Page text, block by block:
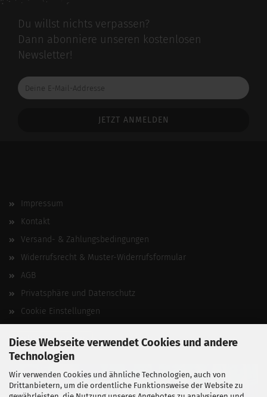
Diese Webseite verwendet Cookies und andere
Technologien
Wir verwenden Cookies und ähnliche Technologien, auch von
Drittanbietern, um die ordentliche Funktionsweise der Website zu
Du willst nichts verpassen?
Dann abonniere unseren kostenlosen
Newsletter!
Deine
E-
Impressum
Kontakt
Versand- & Zahlungsbedingungen
Widerrufsrecht & Muster-Widerrufsformular
AGB
Privatsphäre und Datenschutz
Cookie Einstellungen
Vertrag widerrufen